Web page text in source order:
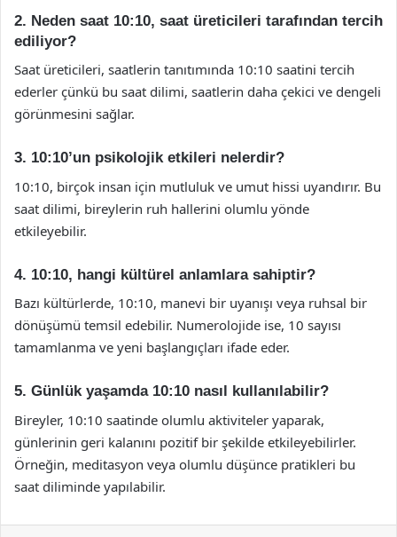
2. Neden saat 10:10, saat üreticileri tarafından tercih
ediliyor?
Saat üreticileri, saatlerin tanıtımında 10:10 saatini tercih
ederler çünkü bu saat dilimi, saatlerin daha çekici ve dengeli
görünmesini sağlar.
3. 10:10’un psikolojik etkileri nelerdir?
10:10, birçok insan için mutluluk ve umut hissi uyandırır. Bu
saat dilimi, bireylerin ruh hallerini olumlu yönde
etkileyebilir.
4. 10:10, hangi kültürel anlamlara sahiptir?
Bazı kültürlerde, 10:10, manevi bir uyanışı veya ruhsal bir
dönüşümü temsil edebilir. Numerolojide ise, 10 sayısı
tamamlanma ve yeni başlangıçları ifade eder.
5. Günlük yaşamda 10:10 nasıl kullanılabilir?
Bireyler, 10:10 saatinde olumlu aktiviteler yaparak,
günlerinin geri kalanını pozitif bir şekilde etkileyebilirler.
Örneğin, meditasyon veya olumlu düşünce pratikleri bu
saat diliminde yapılabilir.